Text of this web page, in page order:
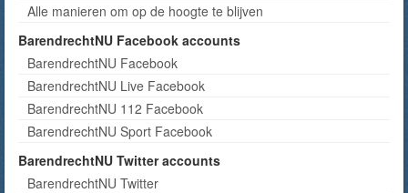
Alle manieren om op de hoogte te blijven
BarendrechtNU Facebook accounts
BarendrechtNU Facebook
BarendrechtNU Live Facebook
BarendrechtNU 112 Facebook
BarendrechtNU Sport Facebook
BarendrechtNU Twitter accounts
BarendrechtNU Twitter